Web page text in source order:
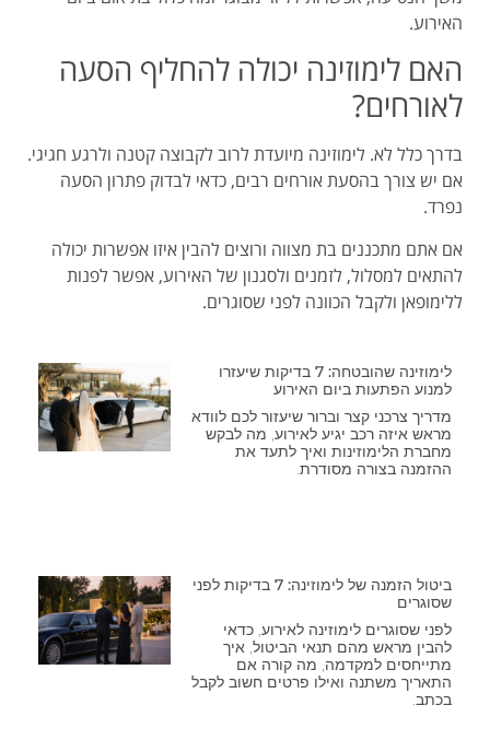
האירוע.
האם לימוזינה יכולה להחליף הסעה
לאורחים?
בדרך כלל לא. לימוזינה מיועדת לרוב לקבוצה קטנה ולרגע חגיגי.
אם יש צורך בהסעת אורחים רבים, כדאי לבדוק פתרון הסעה
נפרד.
אם אתם מתכננים בת מצווה ורוצים להבין איזו אפשרות יכולה
להתאים למסלול, לזמנים ולסגנון של האירוע, אפשר לפנות
ללימופאן ולקבל הכוונה לפני שסוגרים.
לימוזינה שהובטחה: 7 בדיקות שיעזרו
למנוע הפתעות ביום האירוע
מדריך צרכני קצר וברור שיעזור לכם לוודא
מראש איזה רכב יגיע לאירוע, מה לבקש
מחברת הלימוזינות ואיך לתעד את
ההזמנה בצורה מסודרת.
ביטול הזמנה של לימוזינה: 7 בדיקות לפני
שסוגרים
לפני שסוגרים לימוזינה לאירוע, כדאי
להבין מראש מהם תנאי הביטול, איך
מתייחסים למקדמה, מה קורה אם
התאריך משתנה ואילו פרטים חשוב לקבל
בכתב.